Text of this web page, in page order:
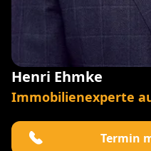
Henri Ehmke
Immobilienexperte
Termin